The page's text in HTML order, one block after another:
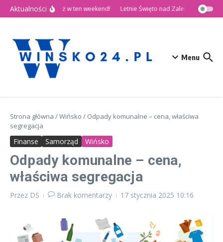
Przejdź do treści
Aktualności
🎉 Dni Wińska 2026 już w ten weekend! Letnie Święto nad Zalewem Słup
Menu
Strona główna /Wińsko / Odpady komunalne – cena, właściwa
segregacja
Finanse Samorząd Wińsko
Odpady komunalne – cena,
właściwa segregacja
Przez DS Brak komentarzy 17 stycznia 2025 10:16